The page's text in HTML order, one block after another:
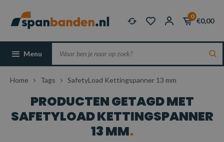
0
€0,00
Menu
Home Tags SafetyLoad Kettingspanner 13 mm
PRODUCTEN GETAGD MET
SAFETYLOAD KETTINGSPANNER
13 MM